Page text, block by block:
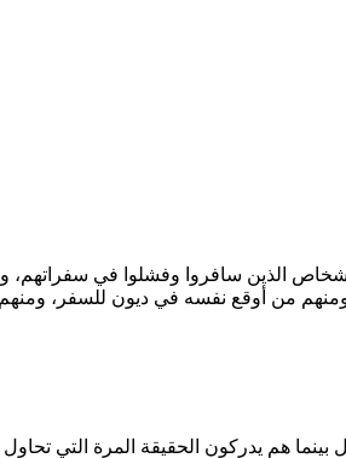
الذين سافروا وفشلوا في
من أوقع نفسه في ديون للسفر،